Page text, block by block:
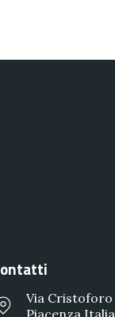
Via Cristoforo